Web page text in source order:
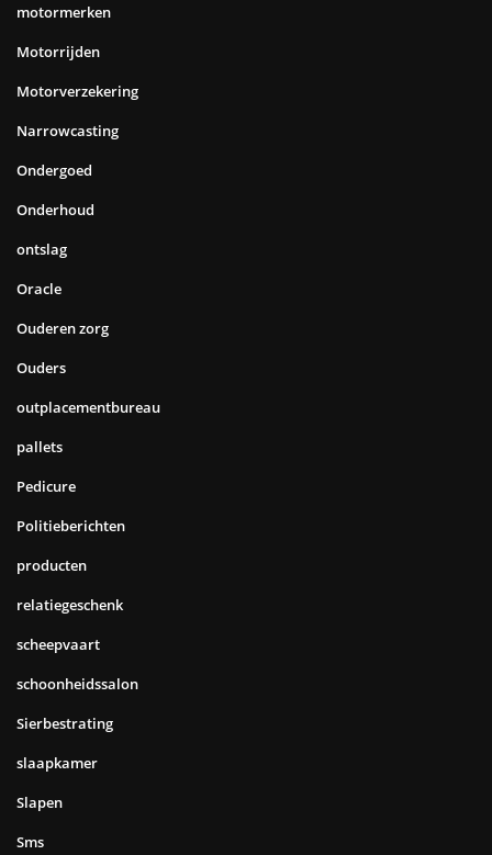
motormerken
Motorrijden
Motorverzekering
Narrowcasting
Ondergoed
Onderhoud
ontslag
Oracle
Ouderen zorg
Ouders
outplacementbureau
pallets
Pedicure
Politieberichten
producten
relatiegeschenk
scheepvaart
schoonheidssalon
Sierbestrating
slaapkamer
Slapen
Sms